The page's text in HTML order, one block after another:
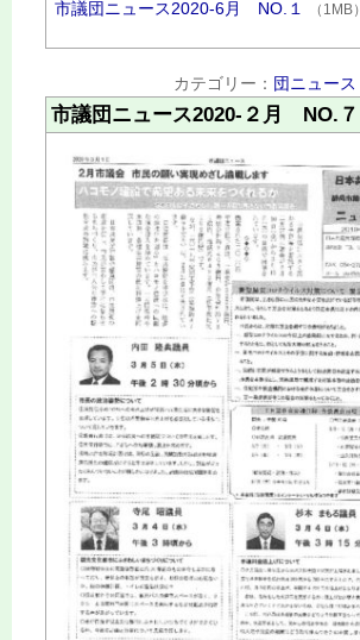
市議団ニュース2020‐6月 NO.１ （1MB）
カテゴリー： 団ニュース
市議団ニュース2020‐２月 NO.７